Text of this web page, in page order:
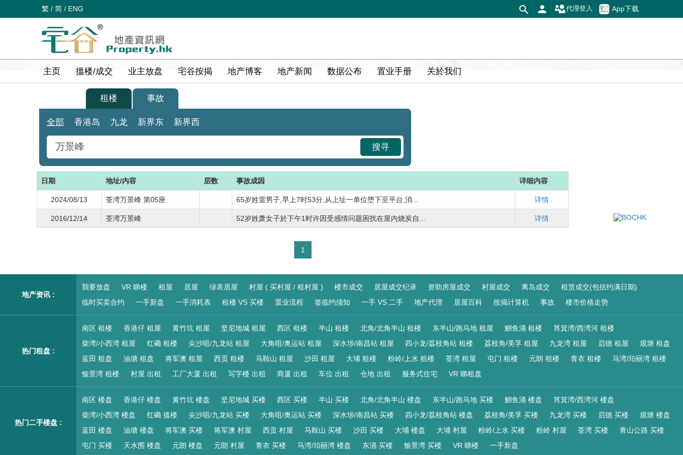
繁 / 简 / ENG App下载
代理登入
主页 搵楼/成交 业主放盘 宅谷按揭 地产博客 地产新闻 数据公布 置业手册 关於我们
租楼 事故
全部 香港岛 九龙 新界东 新界西
搜寻
日期 地址/内容 层数 事故成因 详细内容
2024/08/13 荃湾万景峰 第05座 65岁姓雷男子,早上7时53分,从上址一单位堕下至平台,消... 详情
2016/12/14 荃湾万景峰 52岁姓萧女子於下午1时许因受感情问题困扰在屋内烧炭自... 详情
1
地产资讯 :
我要放盘 VR 睇楼 租屋 居屋 绿表居屋 村屋 ( 买村屋 / 租村屋 ) 楼市成交 居屋成交纪录 资助房屋成交 村屋成交 离岛成交
租赁成交(包括约满日期)
临时买卖合约
一手新盘 一手消耗表 租楼 VS 买楼 置业流程 签临约须知 一手 VS 二手 地产代理 居屋百科 按揭计算机 事故 楼市价格走势
热门租盘 :
南区 租楼 香港仔 租屋 黄竹坑 租屋 坚尼地城 租屋 西区 租楼 半山 租楼 北角/北角半山 租楼 东半山/跑马地 租屋 鰂鱼涌 租楼
筲箕湾/西湾河 租楼
柴湾/小西湾 租屋
红磡 租楼 尖沙咀/九龙站 租屋 大角咀/奥运站 租屋 深水埗/南昌站 租屋 四小龙/荔枝角站 租楼 荔枝角/美孚 租屋 九龙湾 租屋 启德 租屋
观塘 租盘
蓝田 租盘
油塘 租盘 将军澳 租屋 西贡 租楼 马鞍山 租屋 沙田 租屋 大埔 租楼 粉岭/上水 租楼 荃湾 租屋 屯门 租楼 元朗 租楼 青衣 租楼
马湾/珀丽湾 租楼
愉景湾 租楼
村屋 出租 工厂大厦 出租 写字楼 出租 商厦 出租 车位 出租 仓地 出租 服务式住宅 VR 睇租盘
热门二手楼盘 :
南区 楼盘 香港仔 楼盘 黄竹坑 楼盘 坚尼地城 买楼 西区 买楼 半山 买楼 北角/北角半山 楼盘 东半山/跑马地 买楼 鰂鱼涌 楼盘
筲箕湾/西湾河 楼盘
柴湾/小西湾 楼盘
红磡 搵楼 尖沙咀/九龙站 买楼 大角咀/奥运站 买楼 深水埗/南昌站 买楼 四小龙/荔枝角站 楼盘 荔枝角/美孚 买楼 九龙湾 买楼 启德 买楼
观塘 楼盘
蓝田 楼盘
油塘 楼盘 将军澳 买楼 将军澳 村屋 西贡 村屋 马鞍山 买楼 沙田 买楼 大埔 楼盘 大埔 村屋 粉岭/上水 买楼 粉岭 村屋 荃湾 买楼
青山公路 买楼
屯门 买楼
天水围 楼盘 元朗 楼盘 元朗 村屋 青衣 买楼 马湾/珀丽湾 楼盘 东涌 买楼 愉景湾 买楼 VR 睇楼 一手新盘